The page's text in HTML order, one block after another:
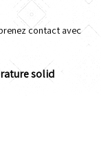
contact avec
solid